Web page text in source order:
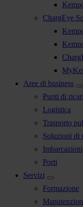
ChargEye
Aree di business
Punti di
Logistica
Trasporto
Soluzioni di
Imbarcazioni
Porti
Servizi
Formazione